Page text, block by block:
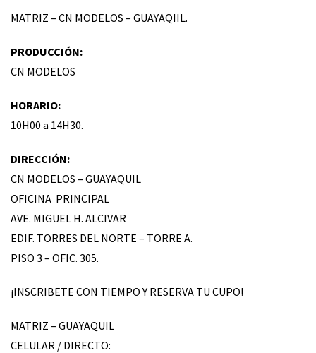
MATRIZ – CN MODELOS – GUAYAQIIL.
PRODUCCIÓN:
CN MODELOS
HORARIO:
10H00 a 14H30.
DIRECCIÓN:
CN MODELOS – GUAYAQUIL
OFICINA PRINCIPAL
AVE. MIGUEL H. ALCIVAR
EDIF. TORRES DEL NORTE – TORRE A.
PISO 3 – OFIC. 305.
¡INSCRIBETE CON TIEMPO Y RESERVA TU CUPO!
MATRIZ – GUAYAQUIL
CELULAR / DIRECTO: